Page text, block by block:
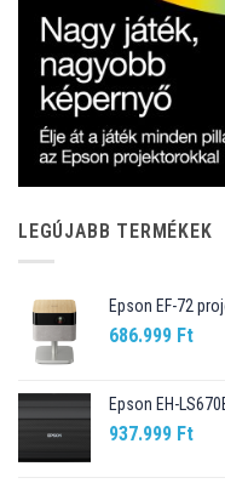
LEGÚJABB TERMÉKEK
Epson EF-72
686.999 Ft
Epson EH-
937.999 Ft